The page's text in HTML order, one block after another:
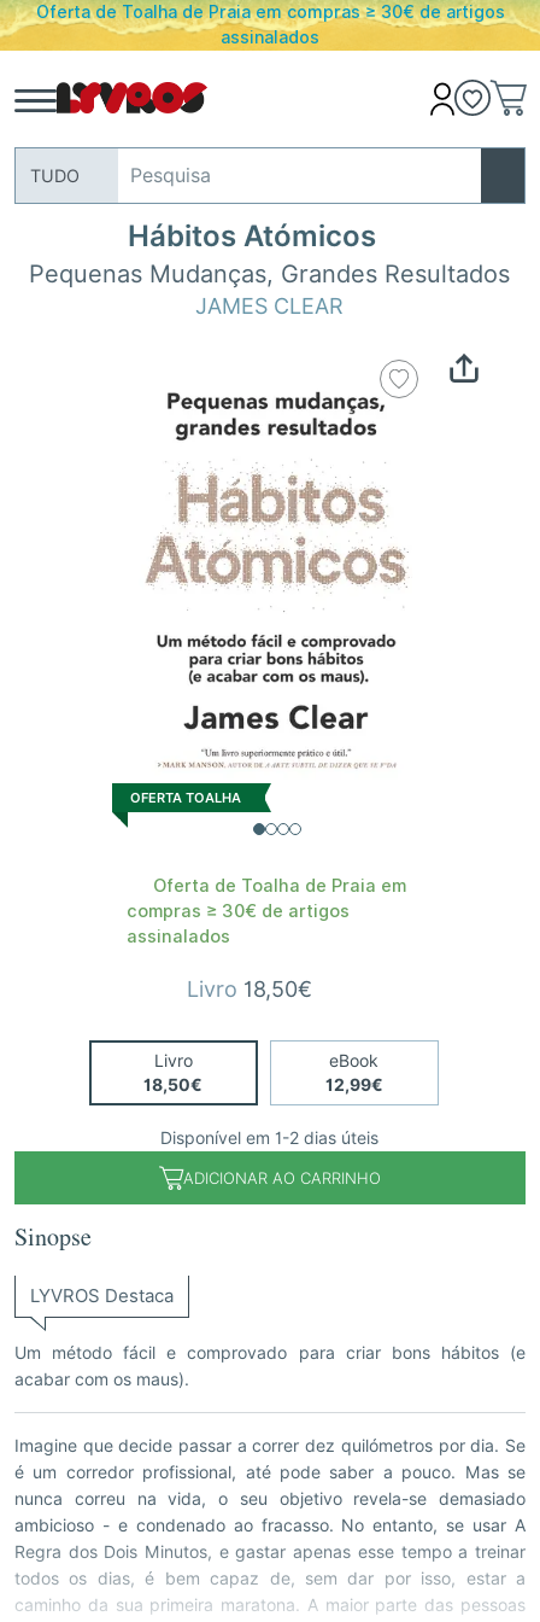
Oferta de Toalha de Praia em compras ≥ 30€ de artigos
assinalados
TUDO
Hábitos Atómicos
Pequenas Mudanças, Grandes Resultados
JAMES CLEAR
OFERTA TOALHA
Oferta de Toalha de Praia em
compras ≥ 30€ de artigos
assinalados
Livro 18,50€
Livro
18,50€
eBook
12,99€
Disponível em 1-2 dias úteis
ADICIONAR AO CARRINHO
Sinopse
LYVROS Destaca
Um método fácil e comprovado para criar bons hábitos (e
acabar com os maus).
Imagine que decide passar a correr dez quilómetros por dia. Se
é um corredor profissional, até pode saber a pouco. Mas se
nunca correu na vida, o seu objetivo revela-se demasiado
ambicioso - e condenado ao fracasso. No entanto, se usar A
Regra dos Dois Minutos, e gastar apenas esse tempo a treinar
todos os dias, é bem capaz de, sem dar por isso, estar a
caminho da sua primeira maratona. A maior parte das pessoas